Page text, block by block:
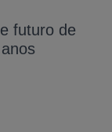
futuro de